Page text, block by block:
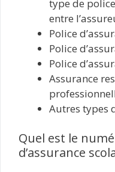
type de
entre
Police
Police
Police
Assurance
Autres types
Quel est le
d’assurance